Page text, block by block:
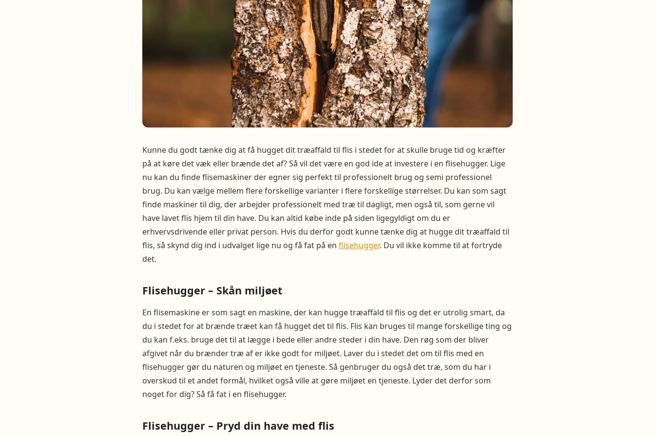
Kunne du godt tænke dig at få hugget dit træaffald til flis i stedet for at skulle bruge tid og kræfter
på at køre det væk eller brænde det af? Så vil det være en god ide at investere i en flisehugger. Lige
nu kan du finde flisemaskiner der egner sig perfekt til professionelt brug og semi professionel
brug. Du kan vælge mellem flere forskellige varianter i flere forskellige størrelser. Du kan som sagt
finde maskiner til dig, der arbejder professionelt med træ til dagligt, men også til, som gerne vil
have lavet flis hjem til din have. Du kan altid købe inde på siden ligegyldigt om du er
erhvervsdrivende eller privat person. Hvis du derfor godt kunne tænke dig at hugge dit træaffald til
flis, så skynd dig ind i udvalget lige nu og få fat på en flisehugger. Du vil ikke komme til at fortryde
det.
Flisehugger – Skån miljøet
En flisemaskine er som sagt en maskine, der kan hugge træaffald til flis og det er utrolig smart, da
du i stedet for at brænde træet kan få hugget det til flis. Flis kan bruges til mange forskellige ting og
du kan f.eks. bruge det til at lægge i bede eller andre steder i din have. Den røg som der bliver
afgivet når du brænder træ af er ikke godt for miljøet. Laver du i stedet det om til flis med en
flisehugger gør du naturen og miljøet en tjeneste. Så genbruger du også det træ, som du har i
overskud til et andet formål, hvilket også ville at gøre miljøet en tjeneste. Lyder det derfor som
noget for dig? Så få fat i en flisehugger.
Flisehugger – Pryd din have med flis